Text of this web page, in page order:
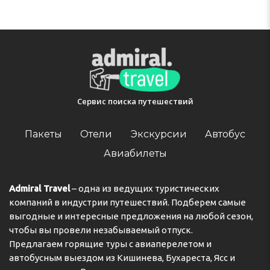
+34928726850
Сервис поиска путешествий
Пакеты Отели Экскурсии
Автобус
Авиабилеты
Admiral Travel– одна из ведущих туристических
компаний в индустрии путешествий. Подберем самые
выгодные и интересные предложения на любой сезон,
чтобы вы провели незабываемый отпуск.
Предлагаем горящие туры с авиаперелетом и
автобусным выездом из Кишинева, Бухареста, Ясс и